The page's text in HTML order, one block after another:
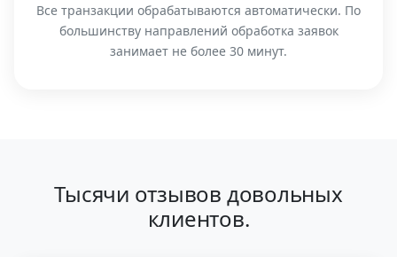
Все транзакции обрабатываются автоматически. По
большинству направлений обработка заявок
занимает не более 30 минут.
Тысячи отзывов довольных
клиентов.